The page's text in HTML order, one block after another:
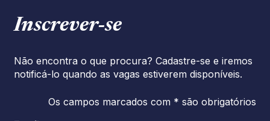
Inscrever‑se
Não encontra o que procura? Cadastre-se e iremos
notificá-lo quando as vagas estiverem disponíveis.
Os campos marcados com * são obrigatórios